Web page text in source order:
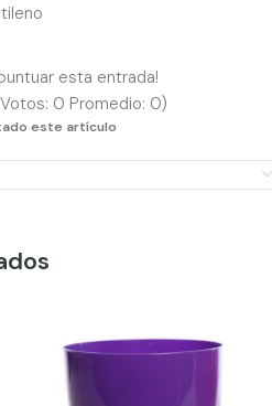
esta entrada!
0 Promedio: 0)
este artículo